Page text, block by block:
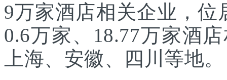
9万家酒店相关企业，
0.6万家、18.77万家酒
上海、安徽、四川等地。